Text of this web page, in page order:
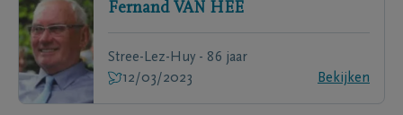
Fernand VAN HEE
Stree-Lez-Huy - 86 jaar
12/03/2023
Bekijken